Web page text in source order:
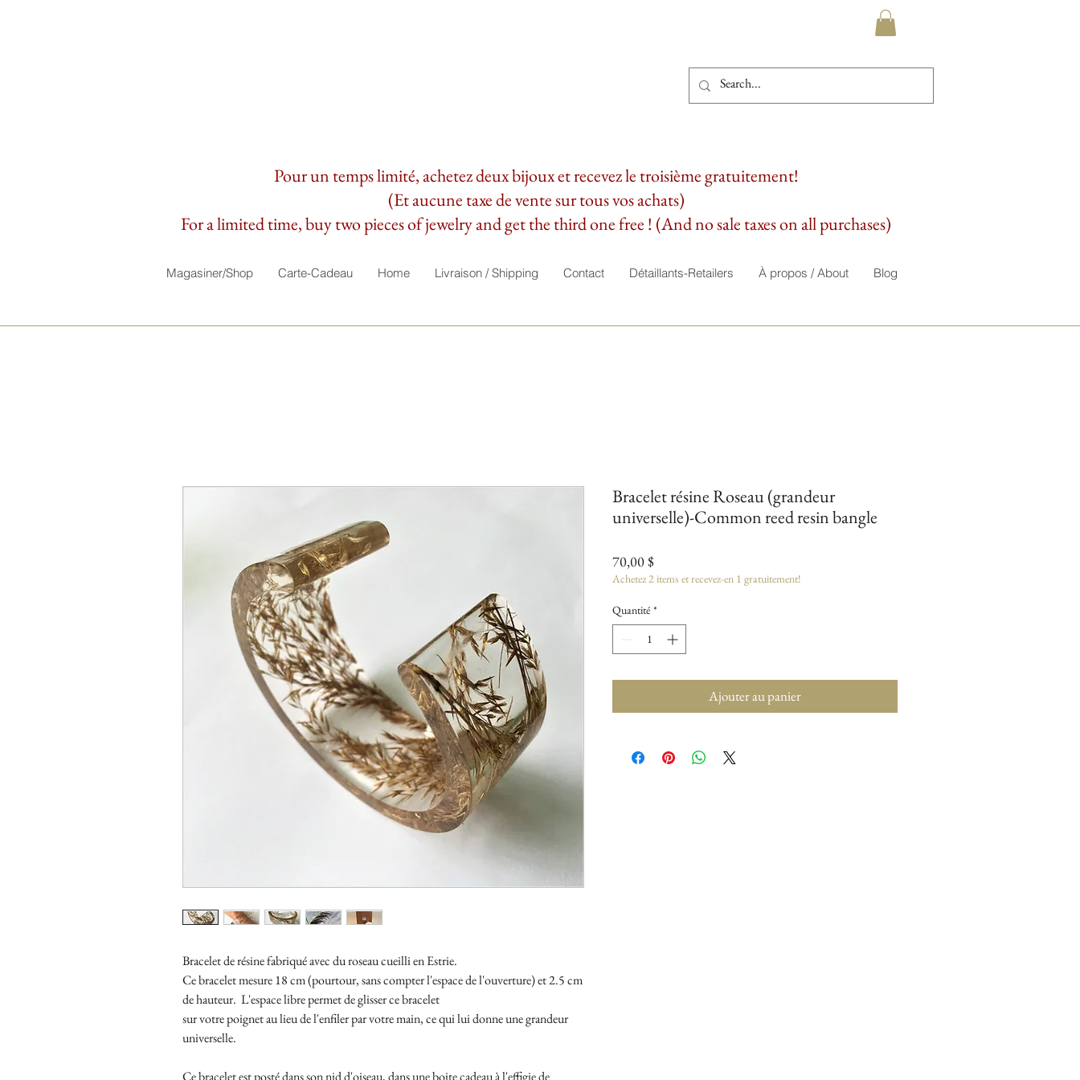
Pour un temps limité, achetez deux bijoux et recevez le troisième gratuitement!
(Et aucune taxe de vente sur tous vos achats)
For a limited time, buy two pieces of jewelry and get the third one free ! (And no sale taxes on all purchases)
Magasiner/Shop Carte-Cadeau Home Livraison / Shipping Contact Détaillants-Retailers À propos / About Blog
Bracelet de résine fabriqué avec du roseau cueilli en Estrie.
Ce bracelet mesure 18 cm (pourtour, sans compter l'espace de l'ouverture) et 2.5 cm
de hauteur. L'espace libre permet de glisser ce bracelet
sur votre poignet au lieu de l'enfiler par votre main, ce qui lui donne une grandeur
universelle.
Ce bracelet est posté dans son nid d'oiseau, dans une boite cadeau à l'effigie de
Bracelet résine Roseau (grandeur
universelle)-Common reed resin bangle
70,00 $Prix
Achetez 2 items et recevez-en 1 gratuitement!
Quantité *
Ajouter au panier